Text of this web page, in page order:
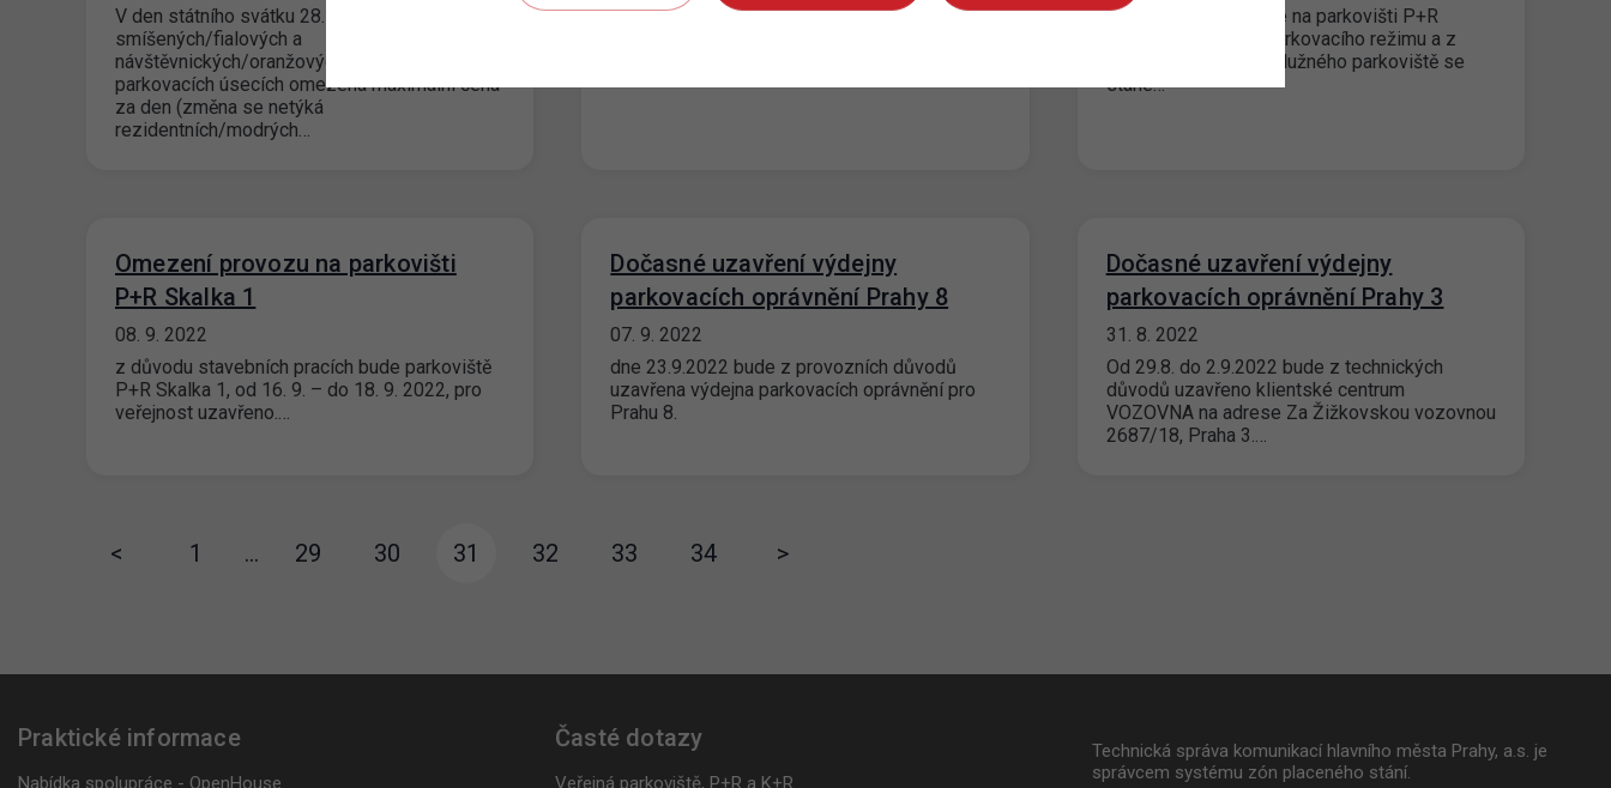
V den státního svátku 28. září 2022 bude ve
smíšených/fialových a
návštěvnických/oranžových
parkovacích úsecích omezena maximální cena
za den (změna se netýká
rezidentních/modrých…
Dne 26.09.2022 v době od 8:00 do 12:00 bude
od 19. 09. 2022 dojde na parkovišti P+R
Kotlářka ke změně parkovacího režimu a z
neplaceného bezobslužného parkoviště se
stane…
Omezení provozu na parkovišti
P+R Skalka 1
08. 9. 2022
z důvodu stavebních pracích bude parkoviště
P+R Skalka 1, od 16. 9. – do 18. 9. 2022, pro
veřejnost uzavřeno.…
Dočasné uzavření výdejny
parkovacích oprávnění Prahy 8
07. 9. 2022
dne 23.9.2022 bude z provozních důvodů
uzavřena výdejna parkovacích oprávnění pro
Prahu 8.
Dočasné uzavření výdejny
parkovacích oprávnění Prahy 3
31. 8. 2022
Od 29.8. do 2.9.2022 bude z technických
důvodů uzavřeno klientské centrum
VOZOVNA na adrese Za Žižkovskou vozovnou
2687/18, Praha 3.…
< 1 … 29 30 31 32 33 34 >
Praktické informace
Nabídka spolupráce - OpenHouse
Časté dotazy
Veřejná parkoviště, P+R a K+R
Technická správa komunikací hlavního města Prahy, a.s. je
správcem systému zón placeného stání.